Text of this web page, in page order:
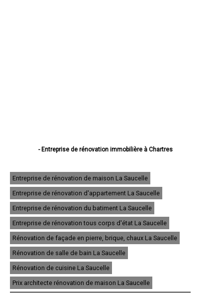
- Entreprise de rénovation immobilière à Chartres
- Entreprise de rénovation immobilière à Châteaudun
- Entreprise de rénovation immobilière à Vernouillet
- Entreprise de rénovation immobilière à Nogent-le-Rotrou
- Entreprise de rénovation immobilière à Mainvilliers
- Entreprise de rénovation immobilière à Luisant
- Entreprise de rénovation immobilière à Épernon
- Entreprise de rénovation immobilière à Lèves
- Entreprise de rénovation immobilière à Maintenon
- Entreprise de rénovation immobilière à Bonneval
- Entreprise de rénovation immobilière à Nogent-le-Roi
- Entreprise de rénovation immobilière à Auneau
- Entreprise de rénovation immobilière à Saint-Lubin-des-Joncherets
- Entreprise de rénovation immobilière à Le Coudray
Entreprise de rénovation de maison La Saucelle
Entreprise de rénovation d'appartement La Saucelle
Entreprise de rénovation du batiment La Saucelle
Entreprise de rénovation tous corps d'état La Saucelle
Rénovation de façade en pierre, brique, chaux La Saucelle
Rénovation de salle de bain La Saucelle
Rénovation de cuisine La Saucelle
Prix architecte rénovation de maison La Saucelle